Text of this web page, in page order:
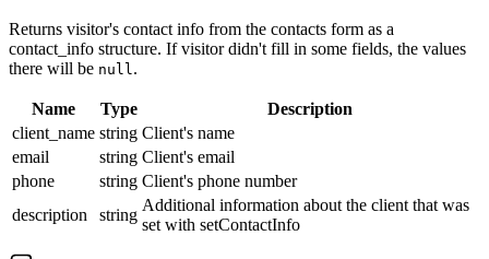
Returns visitor's contact info from the contacts form as a
contact_info structure. If visitor didn't fill in some fields, the values
there will be null.
Name Type
Description
client_name string Client's name
email
string Client's email
phone
string Client's phone number
description
string
Additional information about the client that was
set with setContactInfo